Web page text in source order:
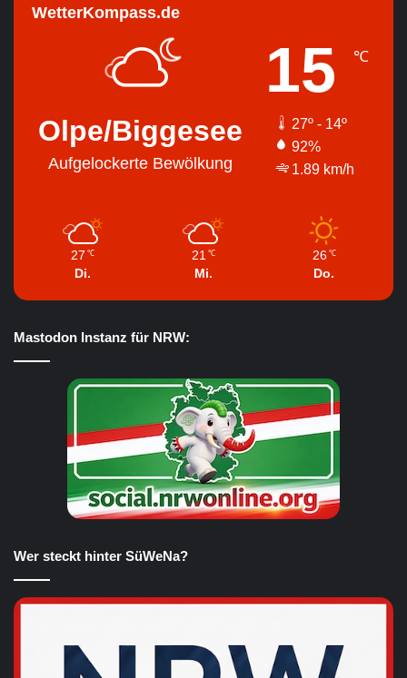
WetterKompass.de
Olpe/Biggesee
Aufgelockerte Bewölkung
15 ℃
27º - 14º
92%
1.89 km/h
27 ℃
Di.
21 ℃
Mi.
26 ℃
Do.
Mastodon Instanz für NRW:
Wer steckt hinter SüWeNa?